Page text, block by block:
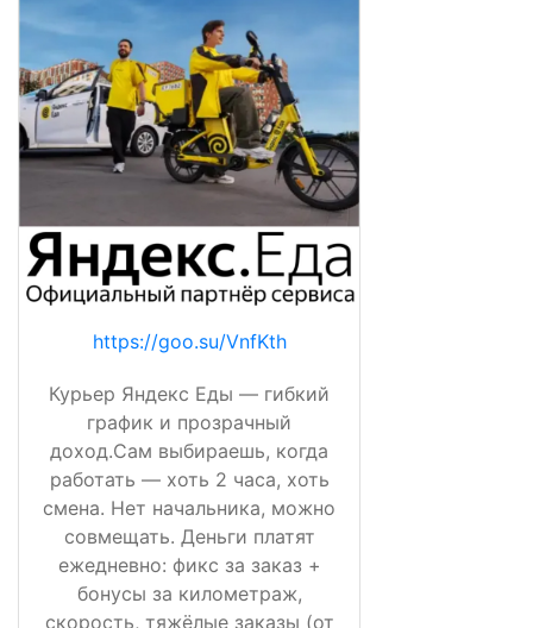
https://goo.su/VnfKth
Курьер Яндекс Еды — гибкий
график и прозрачный
доход.Сам выбираешь, когда
работать — хоть 2 часа, хоть
смена. Нет начальника, можно
совмещать. Деньги платят
ежедневно: фикс за заказ +
бонусы за километраж,
скорость, тяжёлые заказы (от